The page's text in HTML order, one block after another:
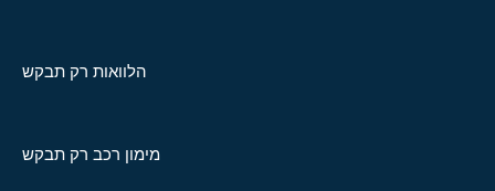
הלוואות רק תבקש
מימון רכב רק תבקש